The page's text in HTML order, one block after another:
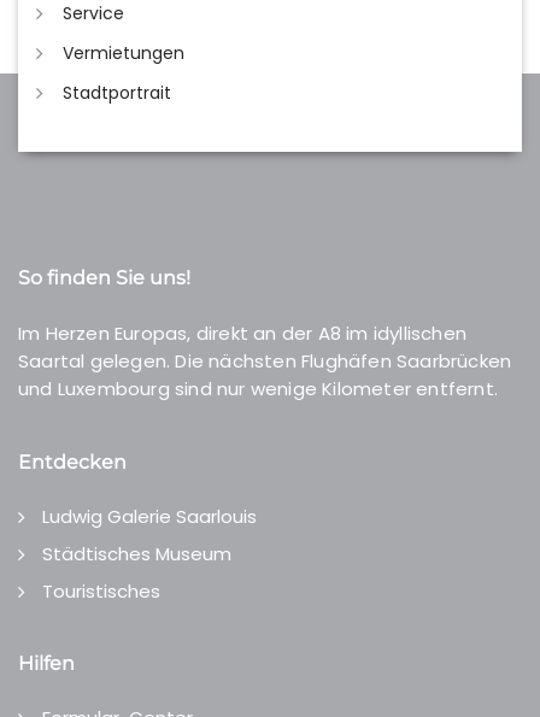
Service
Vermietungen
Stadtportrait
So finden Sie uns!
Im Herzen Europas, direkt an der A8 im idyllischen
Saartal gelegen. Die nächsten Flughäfen Saarbrücken
und Luxembourg sind nur wenige Kilometer entfernt.
Entdecken
Ludwig Galerie Saarlouis
Städtisches Museum
Touristisches
Hilfen